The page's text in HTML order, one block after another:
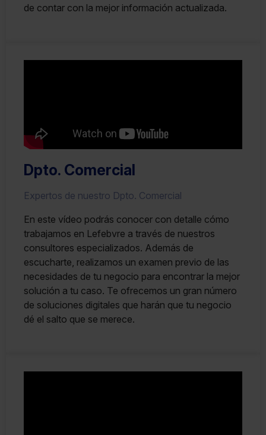
de contar con la mejor información actualizada.
Dpto. Comercial
Expertos de nuestro Dpto. Comercial
En este vídeo podrás conocer con detalle cómo
trabajamos en Lefebvre a través de nuestros
consultores especializados. Además de
escucharte, realizamos un examen previo de las
necesidades de tu negocio para encontrar la mejor
solución a tu caso. Te ofrecemos un gran número
de soluciones digitales que harán que tu negocio
dé el salto que se merece.